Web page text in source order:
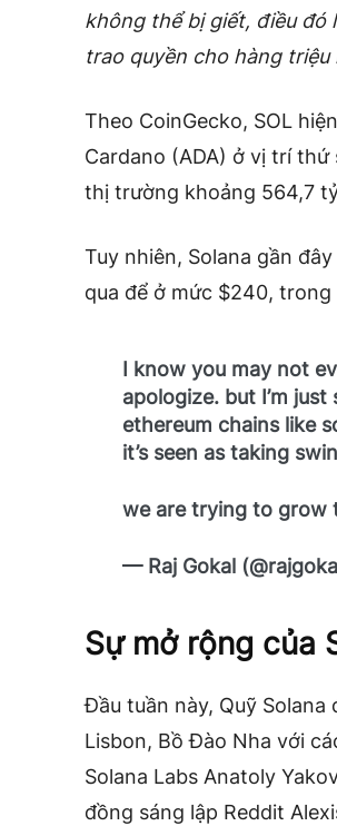
không thể bị giết, điều đó
trao quyền cho hàng triệu
Theo CoinGecko, SOL
Cardano (ADA) ở vị trí
thị trường khoảng 564,7
Tuy nhiên, Solana gần
qua để ở mức $240,
I know you may not
apologize. but I’m
ethereum chains like
it’s seen as taking
we are trying to grow
— Raj Gokal
Sự mở rộng của
Đầu tuần này, Quỹ Solana
Lisbon, Bồ Đào Nha với
Solana Labs Anatoly
đồng sáng lập Reddit